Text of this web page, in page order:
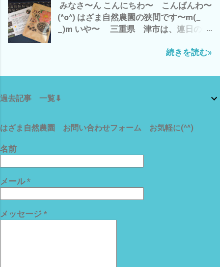
草刈りを 自分の手に負えないことに 一
喜一憂するのでは、 なく、 自分のできる
ことを コツコツと それが、 精神的に
ますm(_ _)m それでは、 また マヨちゃ
(^o^)
なんか？ 長いモノが・・・・・・・・
こっ コレは？ もしかして、 トカゲの
シッポ(*´ω｀*) ネコのマヨちゃんの収穫
の効いた部屋で ブログアップと プライ
っぱ、熱射病で 畑で倒れて
で(*´ω｀*) 皆様も、決して無理なさらず
みましょ〜〜(^o^) では、 またm(_ _)m
みなさ〜ん こんにちわ〜 こんばんわ〜
(^o^) はざま自然農園の狭間です〜m(_
_)m いや〜 三重県 津市は、連日の猛
んどん気温が上昇している〜(T_T) 昼間
´ω｀*) ってなわけで、 ムリせず、早々に
ログアップ中(^o^) ハスの種 12粒 発芽加
ト 育て方ガイド付き ビオトープ 今日
は、 アマゾンさんから来ました。 ハス
ベルトに付ける強力磁石 つまり、農作業
続きを読む»
過去記事 一覧⬇
はざま自然農園 お問い合わせフォーム お気軽に(^^)
名前
メール*
メッセージ *